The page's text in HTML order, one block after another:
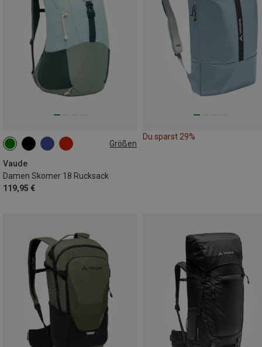
Größen
Vaude
Damen Skomer 18 Rucksack
119,95 €
18L
Du sparst 29%